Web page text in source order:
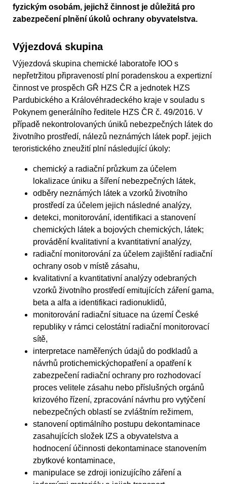
fyzickým osobám, jejichž činnost je důležitá pro
zabezpečení plnění úkolů ochrany obyvatelstva.
Výjezdová skupina
Výjezdová skupina chemické laboratoře IOO s
nepřetržitou připraveností plní poradenskou a expertizní
činnost ve prospěch GŘ HZS ČR a jednotek HZS
Pardubického a Královéhradeckého kraje v souladu s
Pokynem generálního ředitele HZS ČR č. 49/2016. V
případě nekontrolovaných úniků nebezpečných látek do
životního prostředí, nálezů neznámých látek popř. jejich
teroristického zneužití plní následující úkoly:
chemický a radiační průzkum za účelem
lokalizace úniku a šíření nebezpečných látek,
odběry neznámých látek a vzorků životního
prostředí za účelem jejich následné analýzy,
detekci, monitorování, identifikaci a stanovení
chemických látek a bojových chemických, látek;
provádění kvalitativní a kvantitativní analýzy,
radiační monitorování za účelem zajištění radiační
ochrany osob v místě zásahu,
kvalitativní a kvantitativní analýzy odebraných
vzorků životního prostředí emitujících záření gama,
beta a alfa a identifikaci radionuklidů,
monitorování radiační situace na území České
republiky v rámci celostátní radiační monitorovací
sítě,
interpretace naměřených údajů do podkladů a
návrhů protichemickýchopatření a opatření k
zabezpečení radiační ochrany pro rozhodovací
proces velitele zásahu nebo příslušných orgánů
krizového řízení, zpracování návrhu pro vytýčení
nebezpečných oblastí se zvláštním režimem,
stanovení optimálního postupu dekontaminace
zasahujících složek IZS a obyvatelstva a
hodnocení účinnosti dekontaminace stanovením
zbytkové kontaminace,
manipulace se zdroji ionizujícího záření a